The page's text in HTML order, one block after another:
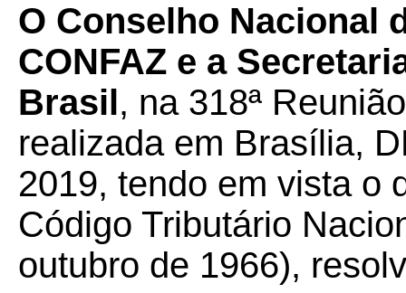
O Conselho Nacional
CONFAZ e a
Brasil, na 318ª
realizada em Brasília,
2019, tendo em vista o
Código Tributário
outubro de 1966),